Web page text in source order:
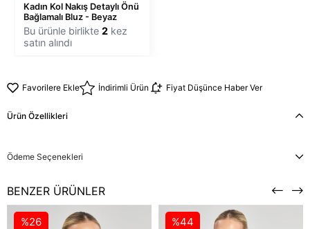
Kadın Kol Nakış Detaylı Önü
Bağlamalı Bluz - Beyaz
Bu ürünle birlikte 2 kez
satın alındı
Favorilere Ekle İndirimli Ürün Fiyat Düşünce Haber Ver
Ürün Özellikleri
Ödeme Seçenekleri
BENZER ÜRÜNLER
%26 %44